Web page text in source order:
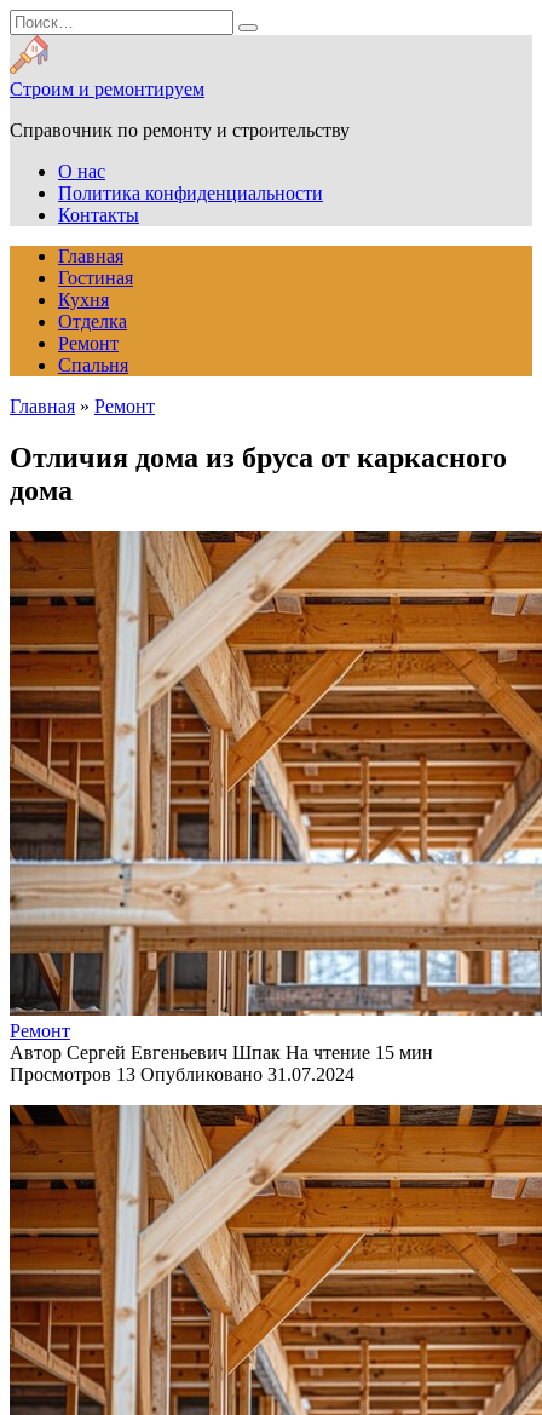
Перейти
к
содержанию
Search
for:
Строим и ремонтируем
Справочник по ремонту и строительству
О нас
Политика конфиденциальности
Контакты
Главная
Гостиная
Кухня
Отделка
Ремонт
Спальня
Главная » Ремонт
Отличия дома из бруса от каркасного
дома
Ремонт
Автор Сергей Евгеньевич Шпак На чтение 15 мин
Просмотров 13 Опубликовано 31.07.2024